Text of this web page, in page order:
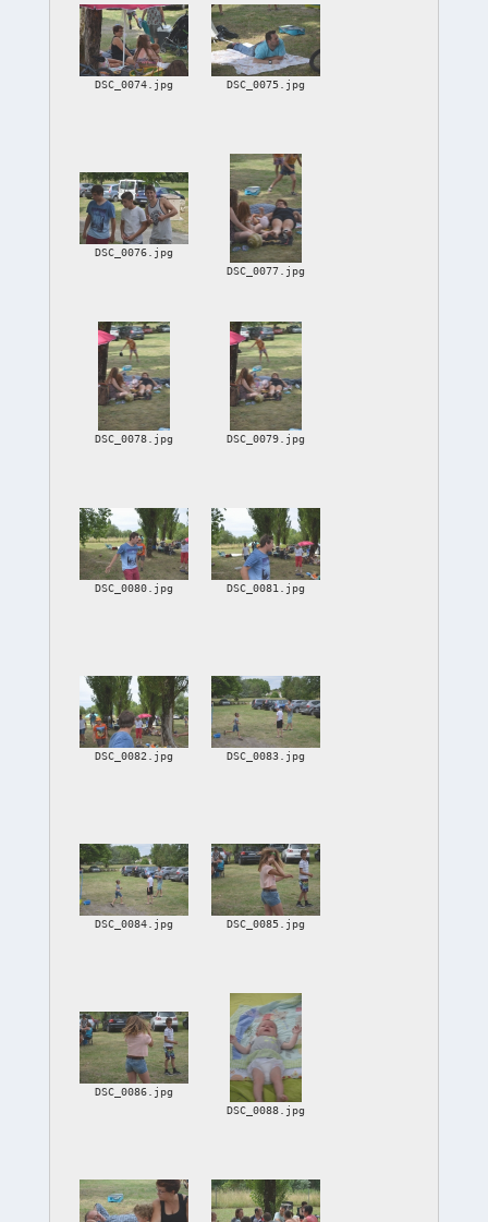
DSC_0074.jpg DSC_0075.jpg
DSC_0076.jpg
DSC_0077.jpg
DSC_0078.jpg DSC_0079.jpg
DSC_0080.jpg DSC_0081.jpg
DSC_0082.jpg DSC_0083.jpg
DSC_0084.jpg DSC_0085.jpg
DSC_0086.jpg
DSC_0088.jpg